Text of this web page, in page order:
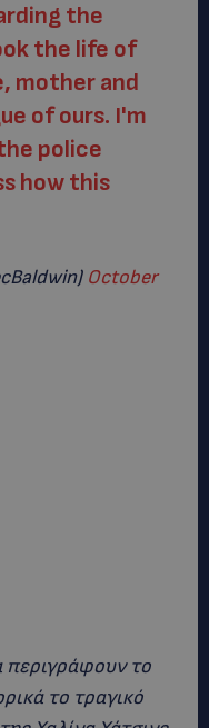
the
the life of
mother and
of ours. I'm
police
how this
October
περιγράφουν το
το τραγικό